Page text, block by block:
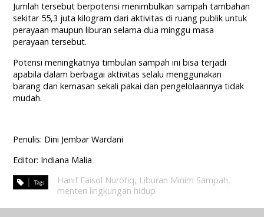
Jumlah tersebut berpotensi menimbulkan sampah tambahan
sekitar 55,3 juta kilogram dari aktivitas di ruang publik untuk
perayaan maupun liburan selama dua minggu masa
perayaan tersebut.
Potensi meningkatnya timbulan sampah ini bisa terjadi
apabila dalam berbagai aktivitas selalu menggunakan
barang dan kemasan sekali pakai dan pengelolaannya tidak
mudah.
Penulis: Dini Jembar Wardani
Editor: Indiana Malia
Hanif Faisol Nurofiq, Liburan Minim Sampah,
menteri lingkungan hidup